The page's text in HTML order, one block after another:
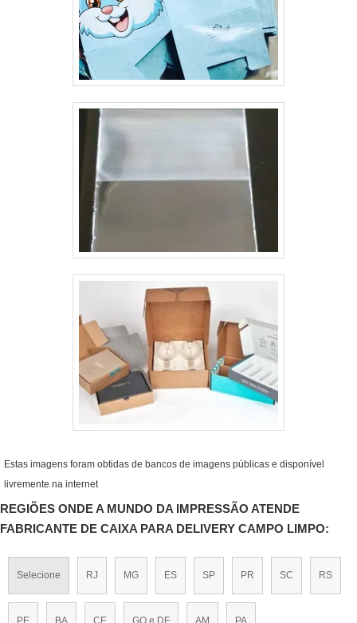
Estas imagens foram obtidas de bancos de imagens públicas e disponível
livremente na internet
REGIÕES ONDE A MUNDO DA IMPRESSÃO ATENDE
FABRICANTE DE CAIXA PARA DELIVERY CAMPO LIMPO:
Selecione RJ MG ES SP PR SC RS
PE BA CE GO e DF AM PA